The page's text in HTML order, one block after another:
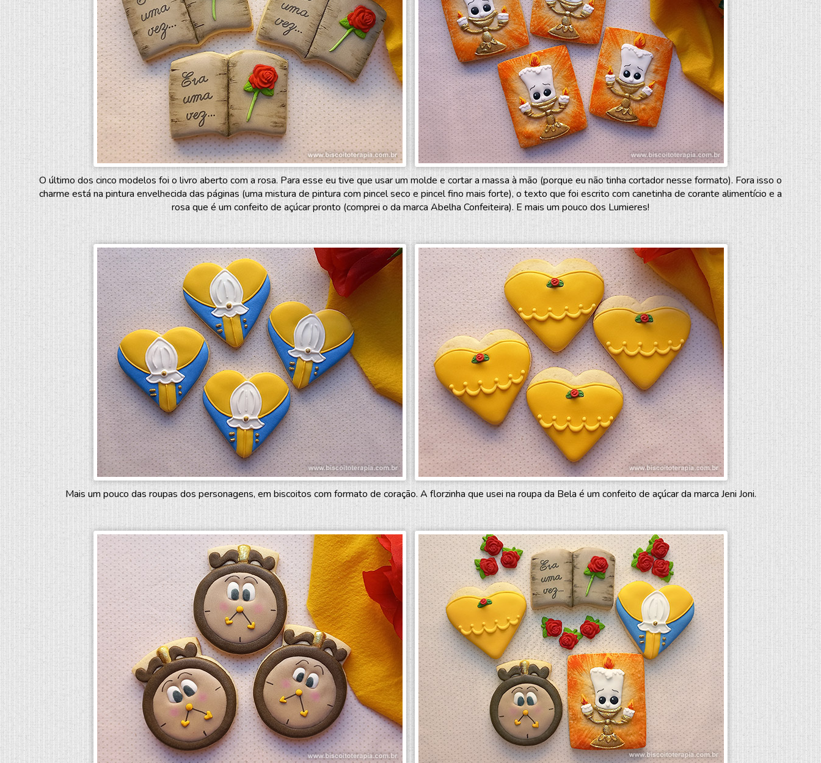
O último dos cinco modelos foi o livro aberto com a rosa. Para esse eu tive que usar um molde e cortar a massa à mão (porque eu não tinha cortador nesse formato). Fora isso o
charme está na pintura envelhecida das páginas (uma mistura de pintura com pincel seco e pincel fino mais forte), o texto que foi escrito com canetinha de corante alimentício e a
rosa que é um confeito de açúcar pronto (comprei o da marca Abelha Confeiteira). E mais um pouco dos Lumieres!
Mais um pouco das roupas dos personagens, em biscoitos com formato de coração. A florzinha que usei na roupa da Bela é um confeito de açúcar da marca Jeni Joni.